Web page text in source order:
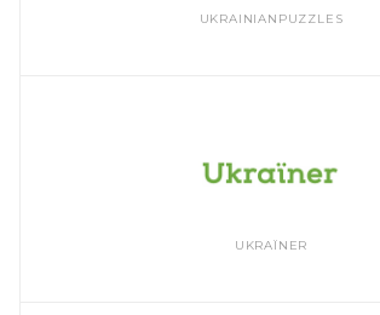
UKRAINIANPUZZLES
UKRAЇNER